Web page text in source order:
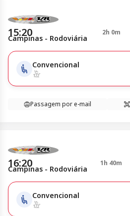
15:20 2h 0m
Campinas - Rodoviária
Convencional
Passagem por e-mail
16:20 1h 40m
Campinas - Rodoviária
Convencional